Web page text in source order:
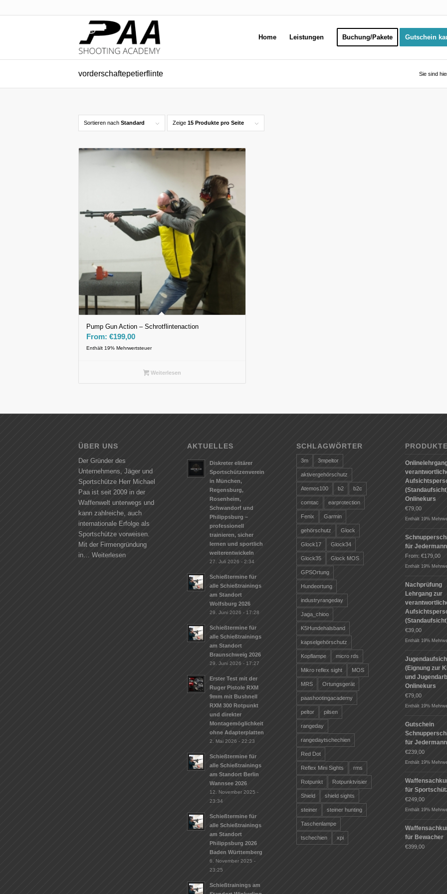
Home Leistungen Buchung/Pakete Gutschein
vorderschaftepetierflinte Sie sind
Sortieren nach Standard Zeige 15 Produkte pro Seite
Pump Gun Action – Schrotflintenaction
From: €199,00
Enthält 19% Mehrwertsteuer
Weiterlesen
ÜBER UNS
Der Gründer des
Unternehmens, Jäger und
Sportschütze Herr Michael
Paa ist seit 2009 in der
Waffenwelt unterwegs und
kann zahlreiche, auch
internationale Erfolge als
Sportschütze vorweisen.
Mit der Firmengründung
in… Weiterlesen
AKTUELLES
Diskreter elitärer
Sportschützenverein
in München,
Regensburg,
Rosenheim,
Schwandorf und
Philippsburg –
professionell
trainieren, sicher
lernen und sportlich
weiterentwickeln
27. Juli 2026 - 2:34
Schießtermine für
alle Schießtrainings
am Standort
Wolfsburg 2026
29. Juni 2026 - 17:28
Schießtermine für
alle Schießtrainings
am Standort
Braunschweig 2026
29. Juni 2026 - 17:27
Erster Test mit der
Ruger Pistole RXM
9mm mit Bushnell
RXM 300 Rotpunkt
und direkter
Montagemöglichkeit
ohne Adapterplatten
2. Mai 2026 - 22:23
Schießtermine für
alle Schießtrainings
am Standort Berlin
Wannsee 2026
12. November 2025 -
23:34
Schießtermine für
alle Schießtrainings
am Standort
Philippsburg 2026
Baden Württemberg
6. November 2025 -
23:25
Schießtrainings am
SCHLAGWÖRTER
3m 3mpeltor
aktivergehörschutz
Atemos100 b2 b2c
comtac earprotection
Fenix Garmin
gehörschutz Glock
Glock17 Glock34
Glock35 Glock MOS
GPSOrtung
Hundeortung
industryrangeday
Jaga_chioo
K5Hundehalsband
kapselgehörschutz
Kopflampe micro rds
Mikro reflex sight MOS
MRS Ortungsgerät
paashootingacademy
peltor pilsen
rangeday
rangedaytschechien
Red Dot
Reflex Mini Sights rms
Rotpunkt Rotpunktvisier
Shield shield sights
steiner steiner hunting
Taschenlampe
tschechien xpi
PRODUKTE
Onlinekurs
€79,00
Enthält 19%
für Jedermann
From:€179,00
Enthält 19%
Nachprüfung
Lehrgang zur
€39,00
Enthält 19%
(Eignung zur
und
Onlinekurs
€79,00
Enthält 19%
Gutschein
für Jedermann
€239,00
Enthält 19%
für
€249,00
Enthält 19%
für Bewacher
€399,00